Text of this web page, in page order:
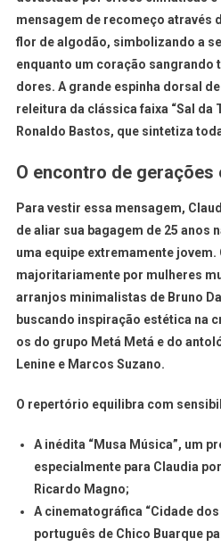
mensagem de recomeço através
flor de algodão, simbolizando a
enquanto um coração sangrando
dores. A grande espinha dorsal
releitura da clássica faixa “Sal da
Ronaldo Bastos, que sintetiza
O encontro de
Para vestir essa mensagem,
de aliar sua bagagem de 25 anos
uma equipe extremamente jovem.
majoritariamente por mulheres
arranjos minimalistas de Bruno
buscando inspiração estética na
os do grupo Metá Metá e do
Lenine e Marcos Suzano.
O repertório equilibra com
A inédita “Musa Música”, um
especialmente para Claudia
Ricardo Magno;
A cinematográfica “Cidade
português de Chico Buarque